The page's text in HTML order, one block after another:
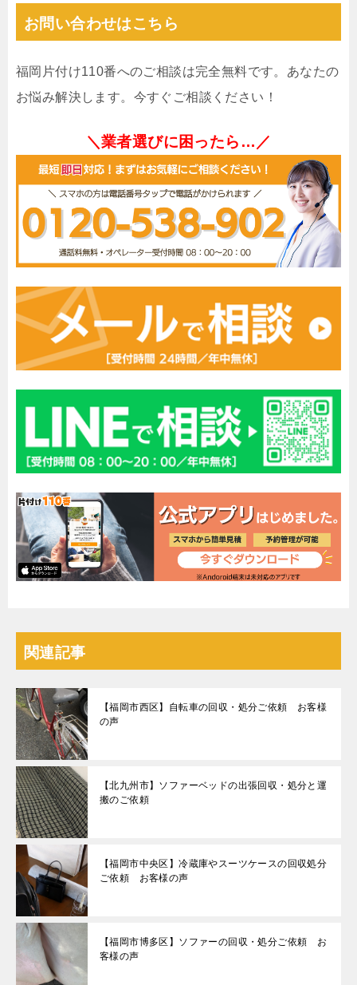
お問い合わせはこちら
福岡片付け110番へのご相談は完全無料です。あなたの
お悩み解決します。今すぐご相談ください！
＼業者選びに困ったら…／
関連記事
【福岡市西区】自転車の回収・処分ご依頼 お客様
の声
【北九州市】ソファーベッドの出張回収・処分と運
搬のご依頼
【福岡市中央区】冷蔵庫やスーツケースの回収処分
ご依頼 お客様の声
【福岡市博多区】ソファーの回収・処分ご依頼 お
客様の声